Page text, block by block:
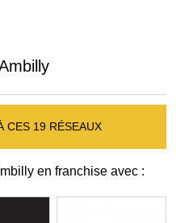
CES 19 RÉSEAUX
en franchise avec :